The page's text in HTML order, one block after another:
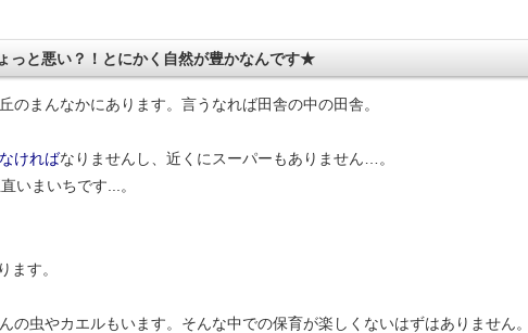
と悪い？！とにかく自然が豊かなんです★
のまんなかにあります。言うなれば田舎の中の田舎。
ければなりませんし、近くにスーパーもありません…。
いまいちです...。
ます。
の虫やカエルもいます。そんな中での保育が楽しくないはずはありません